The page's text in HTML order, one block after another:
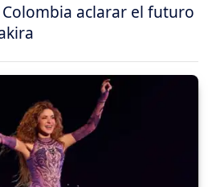
aclarar el futuro